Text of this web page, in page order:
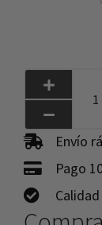
Envío
Pago